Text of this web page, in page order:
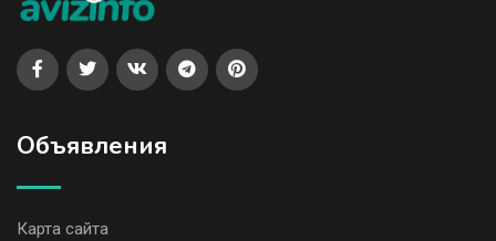
Объявления
Карта сайта